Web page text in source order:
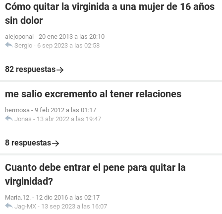
Cómo quitar la virginida a una mujer de 16 años
sin dolor
alejoponal - 20 ene 2013 a las 20:10
Sergio - 6 sep 2023 a las 02:58
82 respuestas
me salio excremento al tener relaciones
hermosa - 9 feb 2012 a las 01:17
Jonas - 13 abr 2022 a las 19:47
8 respuestas
Cuanto debe entrar el pene para quitar la
virginidad?
Maria.12. - 12 dic 2016 a las 02:17
Jag-MX - 13 sep 2023 a las 16:07